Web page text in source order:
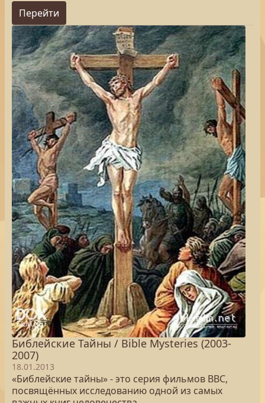
Перейти
Библейские Тайны / Bible Mysteries (2003-
2007)
18.01.2013
«Библейские тайны» - это серия фильмов BBC,
посвящённых исследованию одной из самых